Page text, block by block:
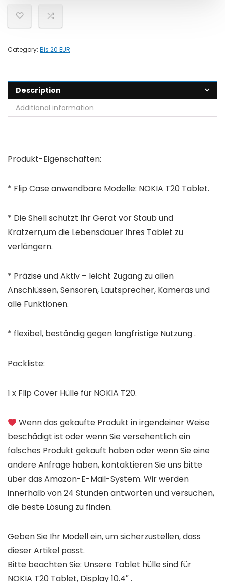
Category: Bis 20 EUR
Description
Additional information
Produkt-Eigenschaften:
* Flip Case anwendbare Modelle: NOKIA T20 Tablet.
* Die Shell schützt Ihr Gerät vor Staub und
Kratzern,um die Lebensdauer Ihres Tablet zu
verlängern.
* Präzise und Aktiv – leicht Zugang zu allen
Anschlüssen, Sensoren, Lautsprecher, Kameras und
alle Funktionen.
* flexibel, beständig gegen langfristige Nutzung .
Packliste:
1 x Flip Cover Hülle für NOKIA T20.
Wenn das gekaufte Produkt in irgendeiner Weise
beschädigt ist oder wenn Sie versehentlich ein
falsches Produkt gekauft haben oder wenn Sie eine
andere Anfrage haben, kontaktieren Sie uns bitte
über das Amazon-E-Mail-System. Wir werden
innerhalb von 24 Stunden antworten und versuchen,
die beste Lösung zu finden.
Geben Sie Ihr Modell ein, um sicherzustellen, dass
dieser Artikel passt.
Bitte beachten Sie: Unsere Tablet hülle sind für
NOKIA T20 Tablet, Display 10.4″ .